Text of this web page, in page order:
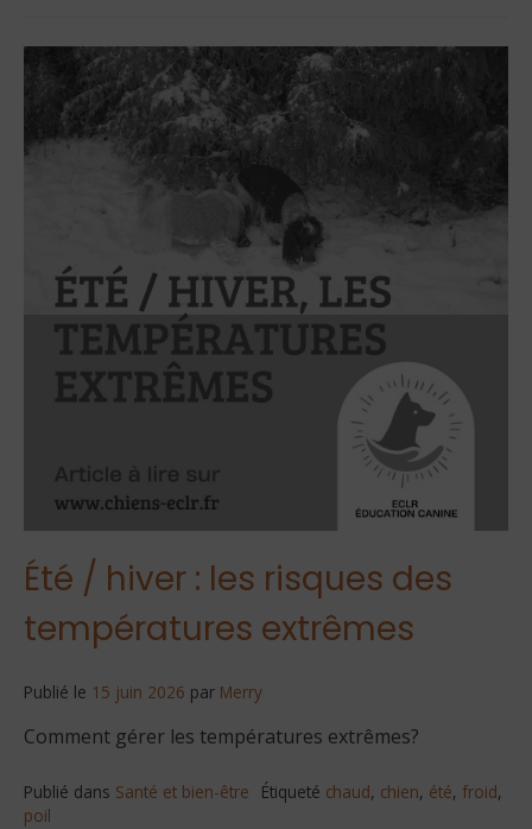
Été / hiver : les risques des
températures extrêmes
Publié le 15 juin 2026 par Merry
Comment gérer les températures extrêmes?
Publié dans Santé et bien-être Étiqueté chaud, chien, été, froid,
poil